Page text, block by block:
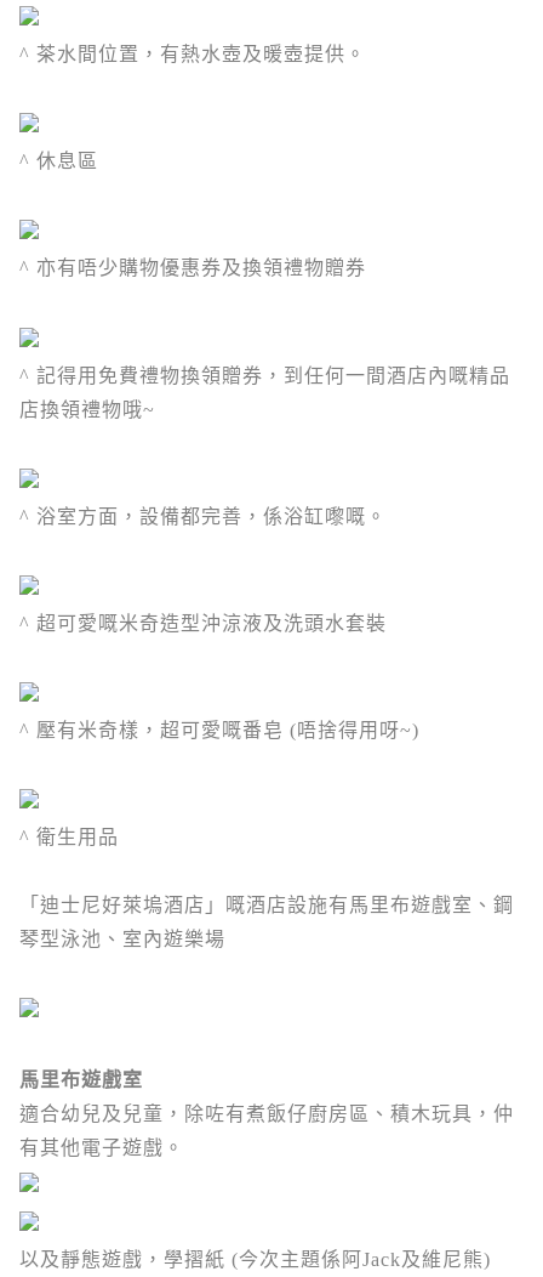
^ 茶水間位置，有熱水壺及暖壺提供。
^ 休息區
^ 亦有唔少購物優惠券及換領禮物贈券
^ 記得用免費禮物換領贈券，到任何一間酒店內嘅精品
店換領禮物哦~
^ 浴室方面，設備都完善，係浴缸嚟嘅。
^ 超可愛嘅米奇造型沖涼液及洗頭水套裝
^ 壓有米奇樣，超可愛嘅番皂 (唔捨得用呀~)
^ 衛生用品
「迪士尼好萊塢酒店」嘅酒店設施有 馬里布遊戲室、鋼
琴型泳池、室內遊樂場
馬里布遊戲室
適合幼兒及兒童，除咗有煮飯仔廚房區、積木玩具，仲
有其他電子遊戲。
以及靜態遊戲，學摺紙 (今次主題係阿Jack及維尼熊)